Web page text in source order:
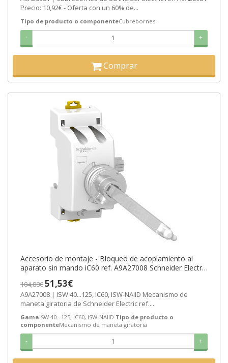
Precio: 10,92€ - Oferta con un 60% de...
Tipo de producto o componenteCubrebornes
- +
Comprar
Accesorio de montaje - Bloqueo de acoplamiento al
aparato sin mando iC60 ref. A9A27008 Schneider Electric
104,88€51,53€
A9A27008 | ISW 40...125, IC60, ISW-NAIID Mecanismo de
maneta giratoria de Schneider Electric ref....
GamaISW 40...125, IC60, ISW-NAIID Tipo de producto o
componenteMecanismo de maneta giratoria
- +